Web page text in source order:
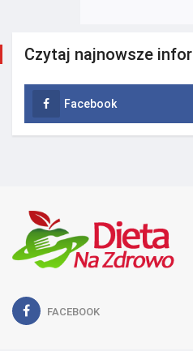
Czytaj najnowsze
Facebook
FACEBOOK